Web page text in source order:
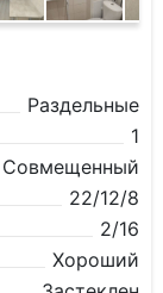
Раздельные
1
Совмещенный
22/12/8
2/16
Хороший